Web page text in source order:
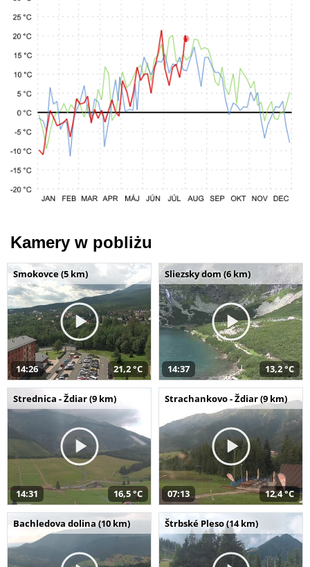
Kamery w pobliżu
Smokovce (5 km)
14:26 21,2 °C
Sliezsky dom (6 km)
14:37 13,2 °C
Strednica - Ždiar (9 km)
14:31 16,5 °C
Strachankovo - Ždiar (9 km)
07:13 12,4 °C
Bachledova dolina (10 km) Štrbské Pleso (14 km)